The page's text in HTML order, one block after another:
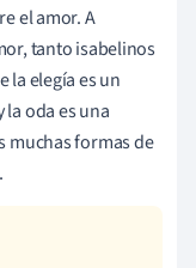
el amor. A
tanto isabelinos
la elegía es un
oda es una
muchas formas de